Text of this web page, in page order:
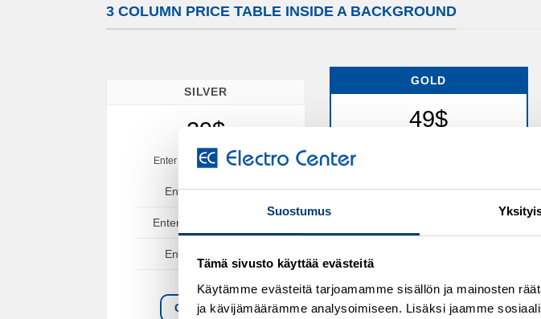
Suostumus
Tämä sivusto käyttää evästeitä
Käytämme evästeitä tarjoamamme sisällön ja mainosten
ja kävijämäärämme analysoimiseen. Lisäksi jaamme
3 COLUMN PRICE TABLE INSIDE A BACKGROUND
SILVER
29$
Enter description here...
Enter text here..
Enter text here..
Enter text here..
CLICK ME!
GOLD
49$